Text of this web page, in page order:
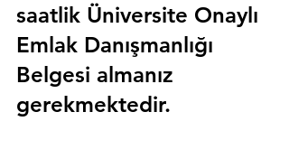
saatlik Üniversite Onaylı
Emlak Danışmanlığı
Belgesi almanız
gerekmektedir.